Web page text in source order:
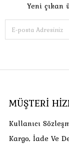
Yeni çıkan
MÜŞTERI
Kullanıcı
Kargo, İade Ve